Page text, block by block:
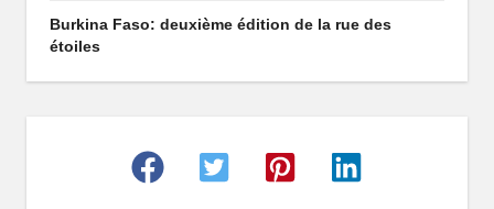
v
Burkina Faso: deuxième édition de la rue des
étoiles